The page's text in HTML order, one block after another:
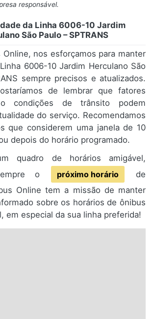
responsável.
da Linha 6006-10 Jardim
São Paulo – SPTRANS
Online, nos esforçamos para manter
6006-10 Jardim Herculano São
sempre precisos e atualizados.
de lembrar que fatores
condições de trânsito podem
do serviço. Recomendamos
que considerem uma janela de 10
depois do horário programado.
quadro de horários amigável,
o
próximo horário
de
Online tem a missão de manter
sobre os horários de ônibus
em especial da sua linha preferida!